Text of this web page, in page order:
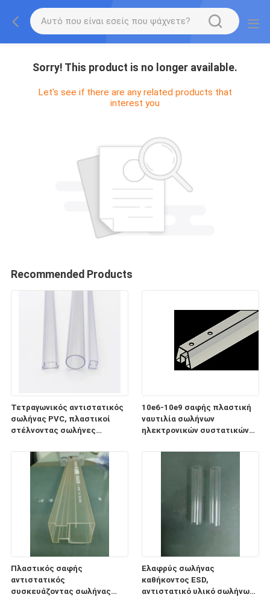
Sorry! This product is no longer available.
Let's see if there are any related products that
interest you
Recommended Products
Τετραγωνικός αντιστατικός
σωλήνας PVC, πλαστικοί
στέλνοντας σωλήνες
10e6-10e9 σαφής πλαστική
ναυτιλία σωλήνων
ηλεκτρονικών συστατικών
Πλαστικός σαφής
αντιστατικός
συσκευάζοντας σωλήνας
Ελαφρύς σωλήνας
καθήκοντος ESD,
αντιστατικό υλικό σωλήνων